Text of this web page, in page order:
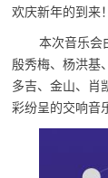
欢庆新年的到来！
本次音乐会
殷秀梅、杨洪基
多吉、金山、肖
彩纷呈的交响音